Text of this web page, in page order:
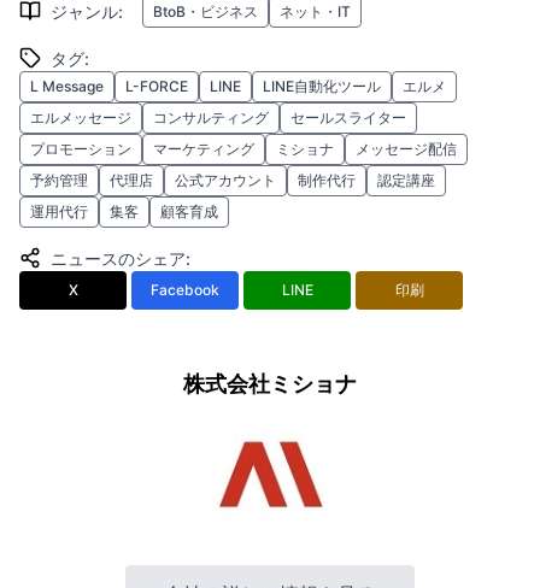
ジャンル: BtoB・ビジネス ネット・IT
タグ:
L Message L-FORCE LINE LINE自動化ツール
エルメ
エルメッセージ
コンサルティング
セールスライター
プロモーション
マーケティング ミショナ
メッセージ配信
予約管理
代理店 公式アカウント 制作代行
認定講座
運用代行
集客 顧客育成
ニュースのシェア:
X Facebook LINE 印刷
株式会社ミショナ